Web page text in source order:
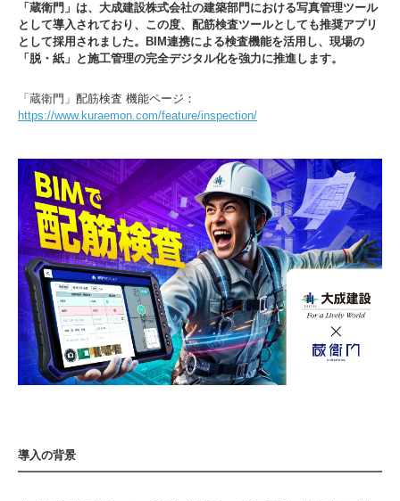
「蔵衛門」は、大成建設株式会社の建築部門における写真管理ツール
として導入されており、この度、配筋検査ツールとしても推奨アプリ
として採用されました。BIM連携による検査機能を活用し、現場の
「脱・紙」と施工管理の完全デジタル化を強力に推進します。
「蔵衛門」配筋検査 機能ページ：
https://www.kuraemon.com/feature/inspection/
導入の背景